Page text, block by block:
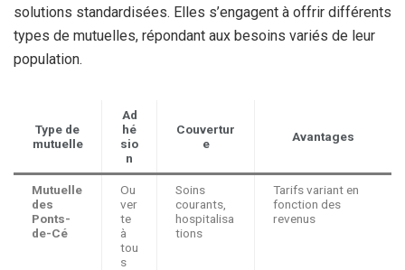
solutions standardisées. Elles s’engagent à offrir différents
types de mutuelles, répondant aux besoins variés de leur
population.
Type de
mutuelle
Ad
hé
sio
n
Couvertur
e
Avantages
Mutuelle
des
Ponts-
de-Cé
Ou
ver
te
à
tou
s
Soins
courants,
hospitalisa
tions
Tarifs variant en
fonction des
revenus